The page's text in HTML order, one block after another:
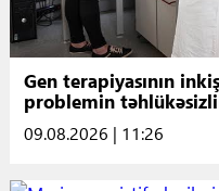
Gen terapiyasının
problemin
09.08.2026 | 11:26